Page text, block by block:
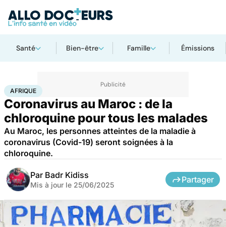
Santé Bien-être Famille Émissions
AccueilSanté Afrique
AFRIQUE
Coronavirus au Maroc : de la
chloroquine pour tous les malades
Au Maroc, les personnes atteintes de la maladie à
coronavirus (Covid-19) seront soignées à la
chloroquine.
Par Badr Kidiss
Mis à jour le 25/06/2025
Partager